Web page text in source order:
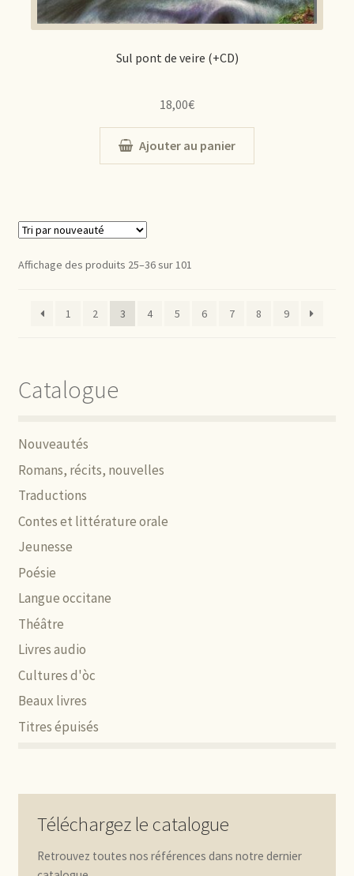
Sul pont de veire (+CD)
18,00€
Ajouter au panier
Affichage des produits 25–36 sur 101
1 2 3 4 5 6 7 8 9
Catalogue
Nouveautés
Romans, récits, nouvelles
Traductions
Contes et littérature orale
Jeunesse
Poésie
Langue occitane
Théâtre
Livres audio
Cultures d'òc
Beaux livres
Titres épuisés
Téléchargez le catalogue
Retrouvez toutes nos références dans notre dernier